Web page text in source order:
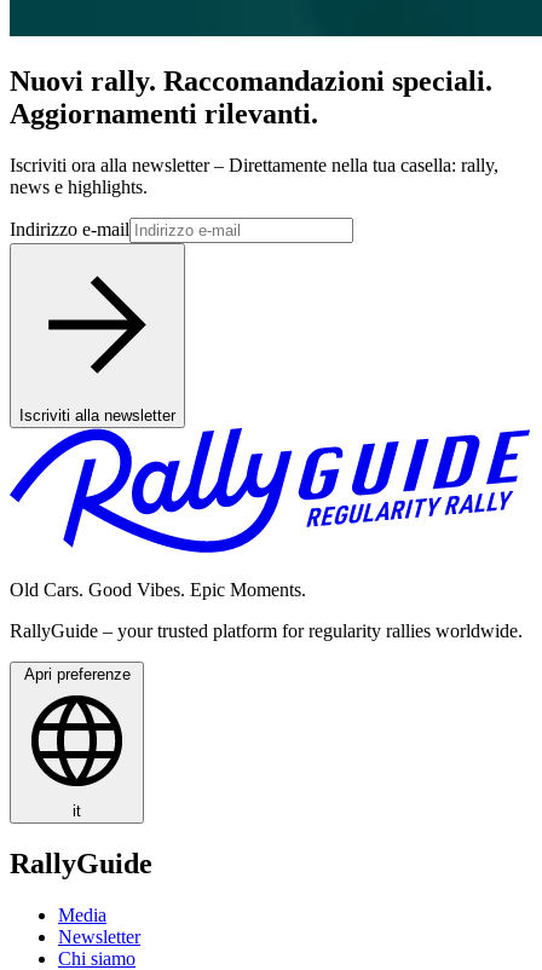
Nuovi rally. Raccomandazioni speciali.
Aggiornamenti rilevanti.
Iscriviti ora alla newsletter – Direttamente nella tua casella: rally,
news e highlights.
Indirizzo e-mail
Iscriviti alla newsletter
Old Cars. Good Vibes. Epic Moments.
RallyGuide – your trusted platform for regularity rallies worldwide.
Apri preferenze
it
RallyGuide
Media
Newsletter
Chi siamo